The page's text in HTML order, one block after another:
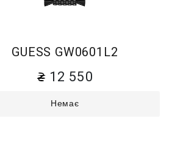
GUESS GW0601L2
12 550
Немає